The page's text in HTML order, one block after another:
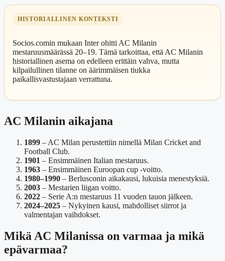
HISTORIALLINEN KONTEKSTI
Socios.comin mukaan Inter ohitti AC Milanin
mestaruusmäärässä 20–19. Tämä tarkoittaa, että AC Milanin
historiallinen asema on edelleen erittäin vahva, mutta
kilpailullinen tilanne on äärimmäisen tiukka
paikallisvastustajaan verrattuna.
AC Milanin aikajana
1899 – AC Milan perustettiin nimellä Milan Cricket and
Football Club.
1901 – Ensimmäinen Italian mestaruus.
1963 – Ensimmäinen Euroopan cup -voitto.
1980–1990 – Berlusconin aikakausi, lukuisia menestyksiä.
2003 – Mestarien liigan voitto.
2022 – Serie A:n mestaruus 11 vuoden tauon jälkeen.
2024–2025 – Nykyinen kausi, mahdolliset siirrot ja
valmentajan vaihdokset.
Mikä AC Milanissa on varmaa ja mikä
epävarmaa?